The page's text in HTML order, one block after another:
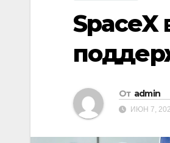
SpaceX
От admin
ИЮН 7,